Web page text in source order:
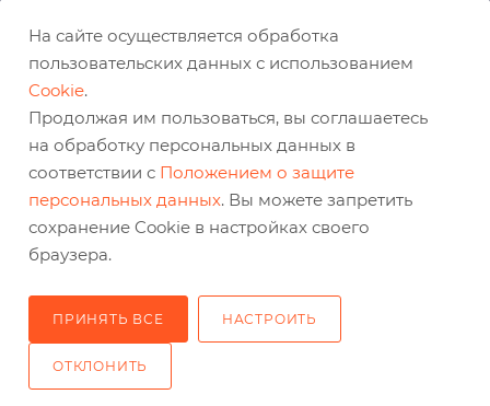
baz@belabraziv.ru
308009, Россия, г. Белгород,
На сайте осуществляется обработка
пользовательских данных с использованием
Cookie.
Продолжая им пользоваться, вы соглашаетесь
на обработку персональных данных в
соответствии с Положением о защите
персональных данных. Вы можете запретить
сохранение Cookie в настройках своего
браузера.
ПРИНЯТЬ ВСЕ НАСТРОИТЬ
ОТКЛОНИТЬ